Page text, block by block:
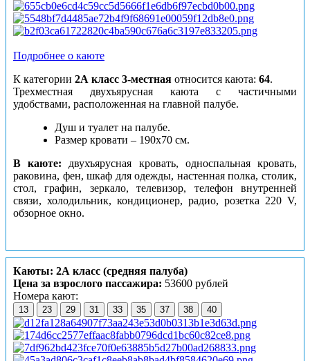
Подробнее о каюте
К категории 2А класс 3-местная относится каюта: 64.
Трехместная двухъярусная каюта с частичными
удобствами, расположенная на главной палубе.
Душ и туалет на палубе.
Размер кровати – 190х70 см.
В каюте: двухъярусная кровать, односпальная кровать,
раковина, фен, шкаф для одежды, настенная полка, столик,
стол, графин, зеркало, телевизор, телефон внутренней
связи, холодильник, кондиционер, радио, розетка 220 V,
обзорное окно.
Каюты: 2А класс (средняя палуба)
Цена за взрослого пассажира: 53600 рублей
Номера кают:
13 23 29 31 33 35 37 38 40